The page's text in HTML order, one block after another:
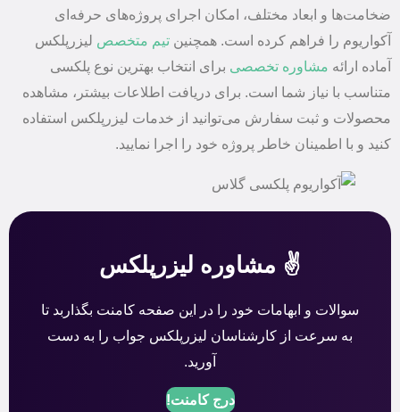
ضخامت‌ها و ابعاد مختلف، امکان اجرای پروژه‌های حرفه‌ای
آکواریوم را فراهم کرده است. همچنین تیم متخصص لیزرپلکس
آماده ارائه مشاوره تخصصی برای انتخاب بهترین نوع پلکسی
متناسب با نیاز شما است. برای دریافت اطلاعات بیشتر، مشاهده
محصولات و ثبت سفارش می‌توانید از خدمات لیزرپلکس استفاده
کنید و با اطمینان خاطر پروژه خود را اجرا نمایید.
✌️ مشاوره لیزرپلکس
سوالات و ابهامات خود را در این صفحه کامنت بگذاربد تا
به سرعت از کارشناسان لیزرپلکس جواب را به دست
آورید.
درج کامنت!